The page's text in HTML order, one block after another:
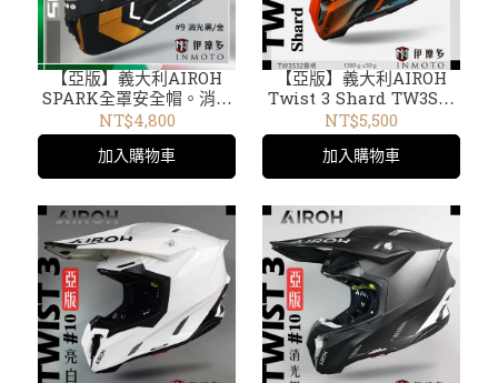
【亞版】義大利AIROH
SPARK全罩安全帽。消光
黑金 輕量 通風 快拆鏡片
內襯可拆#9 TRILL
NT$4,800
加入購物車
【亞版】義大利AIROH
Twist 3 Shard TW3S32
霧橘
NT$5,500
加入購物車